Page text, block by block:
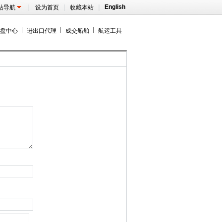
导航 | 设为首页 | 收藏本站 | English
中心 进出口代理 成交船舶 航运工具